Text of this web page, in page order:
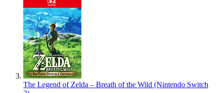
The Legend of Zelda – Breath of the Wild (Nintendo Switch